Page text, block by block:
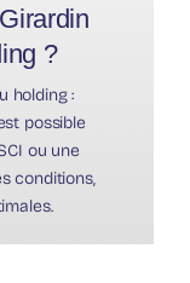
?
holding :
possible
ou une
conditions,